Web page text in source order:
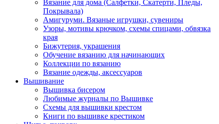
Вязание для дома (Салфетки, Скатерти, Пледы,
Покрывала)
Амигуруми. Вязаные игрушки, сувениры
Узоры, мотивы крючком, схемы спицами, обвязка
края
Бижутерия, украшения
Обучение вязанию для начинающих
Коллекции по вязанию
Вязание одежды, аксессуаров
Вышивание
Вышивка бисером
Любимые журналы по Вышивке
Схемы для вышивки крестом
Книги по вышивке крестиком